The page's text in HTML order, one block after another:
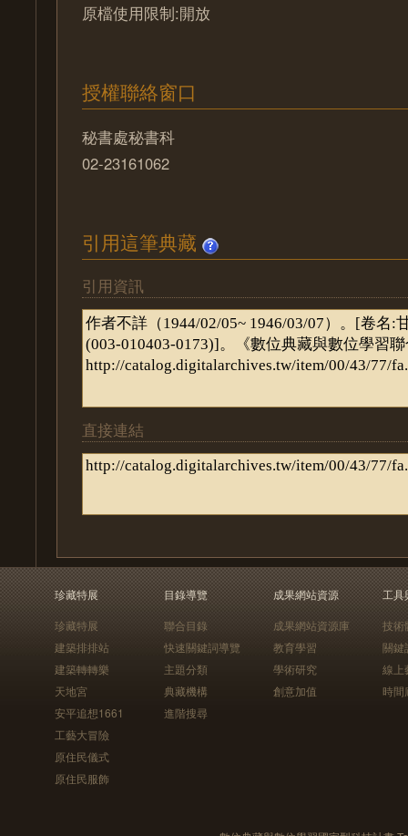
原檔使用限制:開放
授權聯絡窗口
秘書處秘書科
02-23161062
引用這筆典藏
引用資訊
直接連結
珍藏特展
珍藏特展
建築排排站
建築轉轉樂
天地宮
安平追想1661
工藝大冒險
原住民儀式
原住民服飾
目錄導覽
聯合目錄
快速關鍵詞導覽
主題分類
典藏機構
進階搜尋
成果網站資源
成果網站資源庫
教育學習
學術研究
創意加值
工具
技術
關鍵
線上
時間